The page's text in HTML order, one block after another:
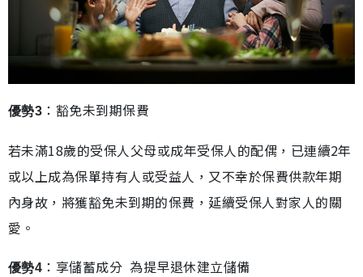
優勢3 ：豁免未到期保費
若未滿18歲的受保人父母或成年受保人的配偶，已連續2年
或以上成為保單持有人或受益人，又不幸於保費供款年期
內身故，將獲豁免未到期的保費，延續受保人對家人的關
愛。
優勢4 ：享儲蓄成分 為提早退休建立儲備